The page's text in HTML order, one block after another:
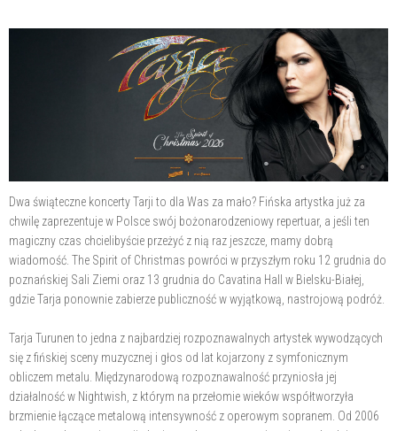
Dwa świąteczne koncerty Tarji to dla Was za mało? Fińska artystka już za
chwilę zaprezentuje w Polsce swój bożonarodzeniowy repertuar, a jeśli ten
magiczny czas chcielibyście przeżyć z nią raz jeszcze, mamy dobrą
wiadomość. The Spirit of Christmas powróci w przyszłym roku 12 grudnia do
poznańskiej Sali Ziemi oraz 13 grudnia do Cavatina Hall w Bielsku-Białej,
gdzie Tarja ponownie zabierze publiczność w wyjątkową, nastrojową podróż.
Tarja Turunen to jedna z najbardziej rozpoznawalnych artystek wywodzących
się z fińskiej sceny muzycznej i głos od lat kojarzony z symfonicznym
obliczem metalu. Międzynarodową rozpoznawalność przyniosła jej
działalność w Nightwish, z którym na przełomie wieków współtworzyła
brzmienie łączące metalową intensywność z operowym sopranem. Od 2006